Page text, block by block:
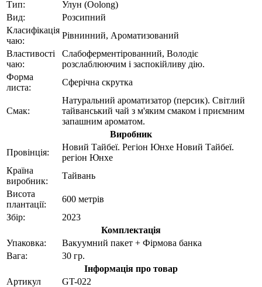
Тип:
Улун (Oolong)
Вид:
Розсипний
Класифікація
чаю:
Рівнинний, Ароматизований
Властивості
чаю:
Слабоферментірованний, Володіє
розслаблюючим і заспокійливу дію.
Форма
листа:
Сферічна скрутка
Смак:
Натуральний ароматизатор (персик). Світлий
тайванський чай з м'яким смаком і приємним
запашним ароматом.
Виробник
Провінція:
Новий Тайбеї. Регіон Юнхе Новий Тайбеї.
регіон Юнхе
Країна
виробник:
Тайвань
Висота
плантації:
600 метрів
Збiр:
2023
Комплектація
Упаковка:
Вакуумний пакет + Фірмова банка
Вага:
30 гр.
Інформація про товар
Артикул
GT-022